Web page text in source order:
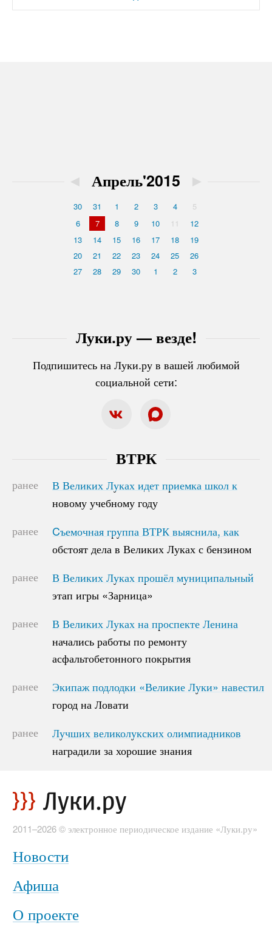
Луки.ру — везде!
Подпишитесь на Луки.ру в вашей любимой
социальной сети:
◄ Апрель'2015 ►
30 31 1 2 3 4
5
6
7 8 9 10 11
12
13
14 15 16 17 18
19
20
21 22 23 24 25
26
27
28 29 30 1 2 3
ВТРК
ранее
В Великих Луках идет приемка школ к
новому учебному году
В Великих Луках идет приемка школ к
новому учебному году
ранее
Cъемочная группа ВТРК выяснила, как
обстоят дела в Великих Луках с бензином
Cъемочная группа ВТРК выяснила, как
обстоят дела в Великих Луках с бензином
ранее
В Великих Луках прошёл муниципальный
этап игры «Зарница»
В Великих Луках прошёл муниципальный
этап игры «Зарница»
ранее
В Великих Луках на проспекте Ленина
начались работы по ремонту
асфальтобетонного покрытия
В Великих Луках на проспекте Ленина
начались работы по ремонту
асфальтобетонного покрытия
ранее
Экипаж подлодки «Великие Луки» навестил
город на Ловати
Экипаж подлодки «Великие Луки» навестил
город на Ловати
ранее
Лучших великолукских олимпиадников
наградили за хорошие знания
Лучших великолукских олимпиадников
наградили за хорошие знания
2011–2026 © электронное периодическое издание «Луки.ру»
Новости
Афиша
О проекте